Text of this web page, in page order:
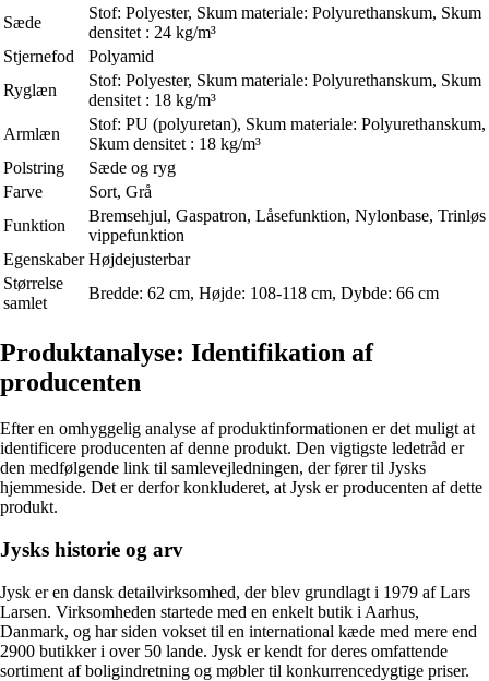
Sæde
Stof: Polyester, Skum materiale: Polyurethanskum, Skum
densitet : 24 kg/m³
Stjernefod
Polyamid
Ryglæn
Stof: Polyester, Skum materiale: Polyurethanskum, Skum
densitet : 18 kg/m³
Armlæn
Stof: PU (polyuretan), Skum materiale: Polyurethanskum,
Skum densitet : 18 kg/m³
Polstring
Sæde og ryg
Farve
Sort, Grå
Funktion
Bremsehjul, Gaspatron, Låsefunktion, Nylonbase, Trinløs
vippefunktion
Egenskaber Højdejusterbar
Størrelse
samlet
Bredde: 62 cm, Højde: 108-118 cm, Dybde: 66 cm
Produktanalyse: Identifikation af
producenten
Efter en omhyggelig analyse af produktinformationen er det muligt at
identificere producenten af denne produkt. Den vigtigste ledetråd er
den medfølgende link til samlevejledningen, der fører til Jysks
hjemmeside. Det er derfor konkluderet, at Jysk er producenten af dette
produkt.
Jysks historie og arv
Jysk er en dansk detailvirksomhed, der blev grundlagt i 1979 af Lars
Larsen. Virksomheden startede med en enkelt butik i Aarhus,
Danmark, og har siden vokset til en international kæde med mere end
2900 butikker i over 50 lande. Jysk er kendt for deres omfattende
sortiment af boligindretning og møbler til konkurrencedygtige priser.